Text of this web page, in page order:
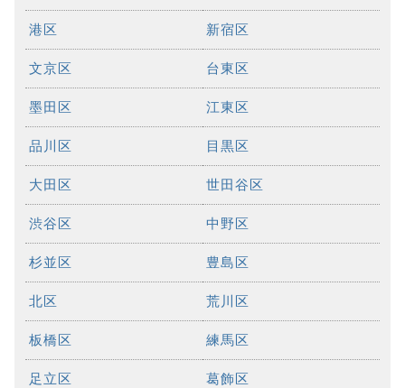
港区 新宿区
文京区 台東区
墨田区 江東区
品川区 目黒区
大田区 世田谷区
渋谷区 中野区
杉並区 豊島区
北区 荒川区
板橋区 練馬区
足立区 葛飾区